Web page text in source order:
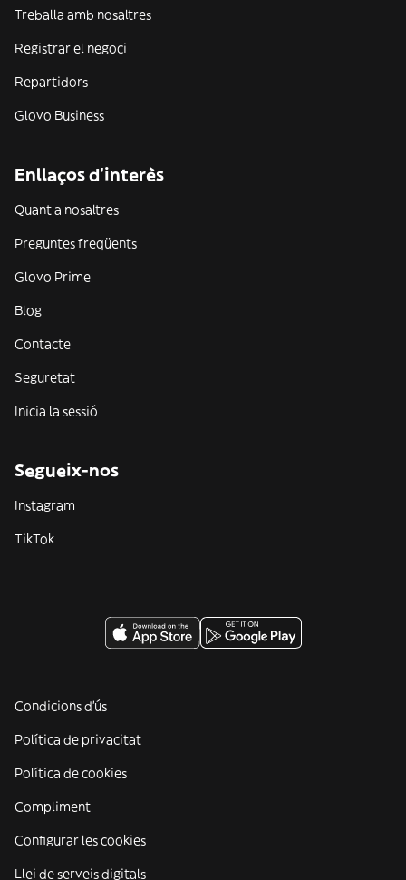
Treballa amb nosaltres
Registrar el negoci
Repartidors
Glovo Business
Enllaços d'interès
Quant a nosaltres
Preguntes freqüents
Glovo Prime
Blog
Contacte
Seguretat
Inicia la sessió
Segueix-nos
Instagram
TikTok
Condicions d'ús
Política de privacitat
Política de cookies
Compliment
Configurar les cookies
Llei de serveis digitals